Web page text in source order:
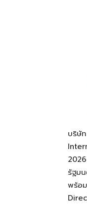
บริษั
รัฐม
พร้อ